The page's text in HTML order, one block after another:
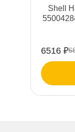
Shell
6516 ₽